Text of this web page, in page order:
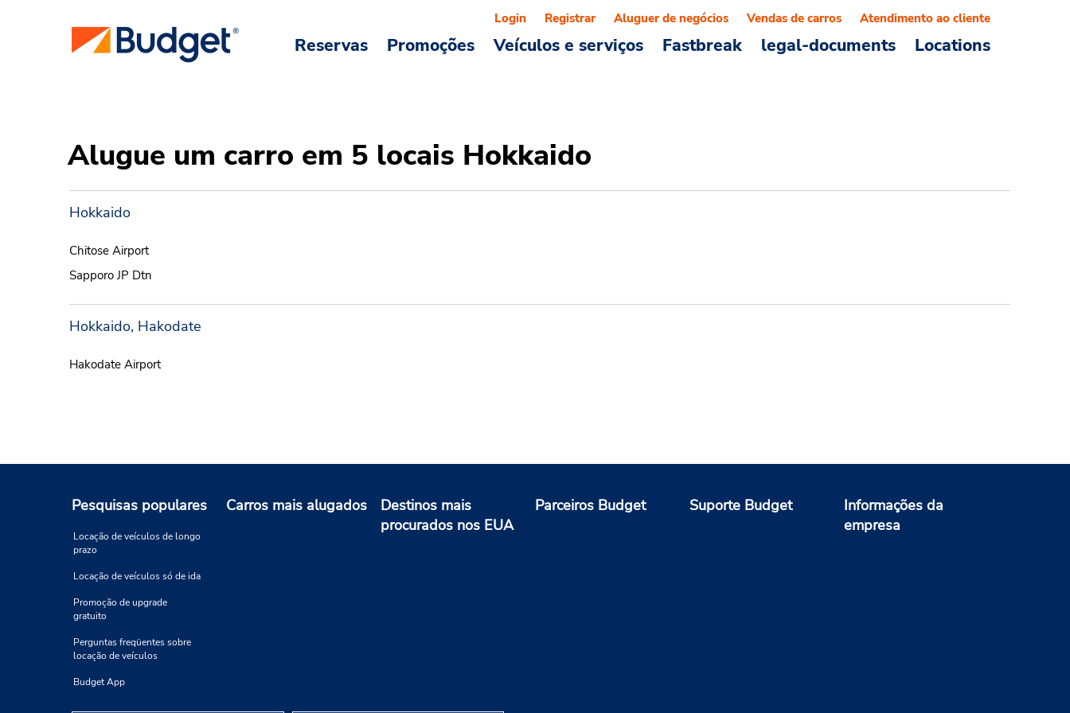
Reservas Promoções Veículos e serviços Fastbreak legal-documents Locations
Login Registrar Aluguer de negócios Vendas de carros Atendimento ao cliente
Alugue um carro em 5 locais Hokkaido
Hokkaido
Chitose Airport
Sapporo JP Dtn
Hokkaido, Hakodate
Hakodate Airport
Pesquisas populares
Locação de veículos de longo
prazo
Locação de veículos só de ida
Promoção de upgrade
gratuito
Perguntas freqüentes sobre
locação de veículos
Budget App
Carros mais alugados
Destinos mais
procurados nos EUA
Parceiros Budget Suporte Budget
Informações da
empresa